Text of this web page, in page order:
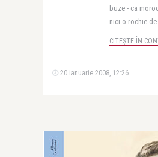
buze - ca
nici o rochie de
CITEȘTE ÎN
20 ianuarie 2008, 12:26